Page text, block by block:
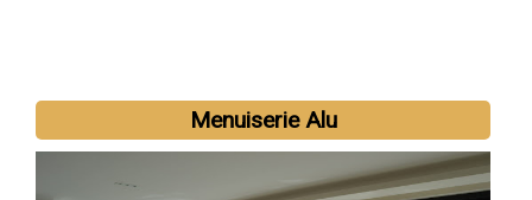
Nous intervenons aussi dans les villes suivantes :Toulon,La
Fréjus, Draguignan ,Six-Fours-les-
Plages,Saint-Raphaël,La Garde,La Valette-du-Var,Sanary-sur-
Mer
Menuiserie Alu